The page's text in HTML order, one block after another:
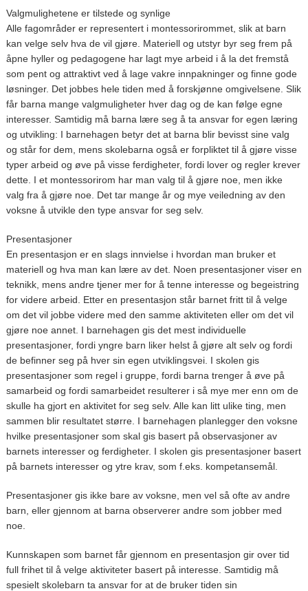
Valgmulighetene er tilstede og synlige
Alle fagområder er representert i montessorirommet, slik at barn
kan velge selv hva de vil gjøre. Materiell og utstyr byr seg frem på
åpne hyller og pedagogene har lagt mye arbeid i å la det fremstå
som pent og attraktivt ved å lage vakre innpakninger og finne gode
løsninger. Det jobbes hele tiden med å forskjønne omgivelsene. Slik
får barna mange valgmuligheter hver dag og de kan følge egne
interesser. Samtidig må barna lære seg å ta ansvar for egen læring
og utvikling: I barnehagen betyr det at barna blir bevisst sine valg
og står for dem, mens skolebarna også er forpliktet til å gjøre visse
typer arbeid og øve på visse ferdigheter, fordi lover og regler krever
dette. I et montessorirom har man valg til å gjøre noe, men ikke
valg fra å gjøre noe. Det tar mange år og mye veiledning av den
voksne å utvikle den type ansvar for seg selv.
Presentasjoner
En presentasjon er en slags innvielse i hvordan man bruker et
materiell og hva man kan lære av det. Noen presentasjoner viser en
teknikk, mens andre tjener mer for å tenne interesse og begeistring
for videre arbeid. Etter en presentasjon står barnet fritt til å velge
om det vil jobbe videre med den samme aktiviteten eller om det vil
gjøre noe annet. I barnehagen gis det mest individuelle
presentasjoner, fordi yngre barn liker helst å gjøre alt selv og fordi
de befinner seg på hver sin egen utviklingsvei. I skolen gis
presentasjoner som regel i gruppe, fordi barna trenger å øve på
samarbeid og fordi samarbeidet resulterer i så mye mer enn om de
skulle ha gjort en aktivitet for seg selv. Alle kan litt ulike ting, men
sammen blir resultatet større. I barnehagen planlegger den voksne
hvilke presentasjoner som skal gis basert på observasjoner av
barnets interesser og ferdigheter. I skolen gis presentasjoner basert
på barnets interesser og ytre krav, som f.eks. kompetansemål.
Presentasjoner gis ikke bare av voksne, men vel så ofte av andre
barn, eller gjennom at barna observerer andre som jobber med
noe.
Kunnskapen som barnet får gjennom en presentasjon gir over tid
full frihet til å velge aktiviteter basert på interesse. Samtidig må
spesielt skolebarn ta ansvar for at de bruker tiden sin